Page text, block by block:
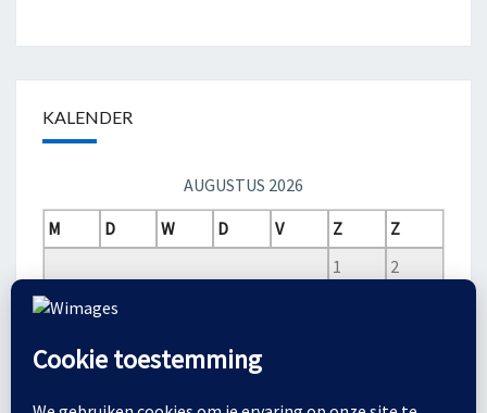
KALENDER
AUGUSTUS 2026
M
D W D V Z
Z
1
2
3
4